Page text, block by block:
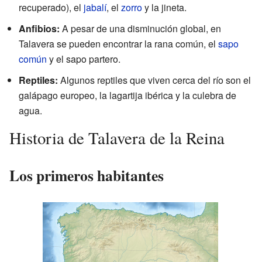
recuperado), el jabalí, el zorroy la jineta.
Anfibios: A pesar de una disminución global, en
Talavera se pueden encontrar la rana común, el sapo
común y el sapo partero.
Reptiles: Algunos reptiles que viven cerca del río son el
galápago europeo, la lagartija ibérica y la culebra de
agua.
Historia de Talavera de la Reina
Los primeros habitantes